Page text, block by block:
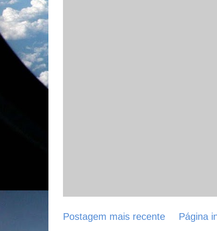
Postagem mais recente Página